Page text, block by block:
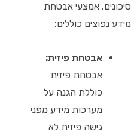
סיכונים. אמצעי אבטחת
מידע נפוצים כוללים:
אבטחת פיזית:
אבטחת פיזית
כוללת הגנה על
מערכות מידע מפני
גישה פיזית לא